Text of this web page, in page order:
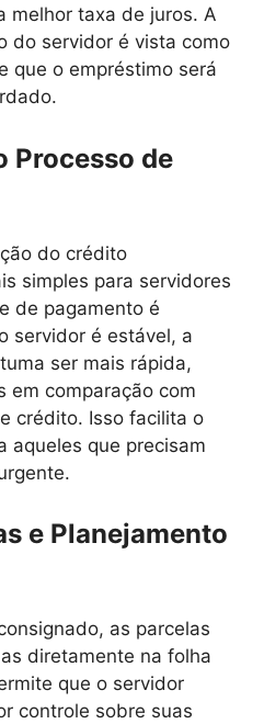
melhor taxa de juros. A
do servidor é vista como
que o empréstimo será
Processo de
do crédito
simples para servidores
de pagamento é
servidor é estável, a
ser mais rápida,
em comparação com
crédito. Isso facilita o
aqueles que precisam
e Planejamento
as parcelas
diretamente na folha
que o servidor
controle sobre suas